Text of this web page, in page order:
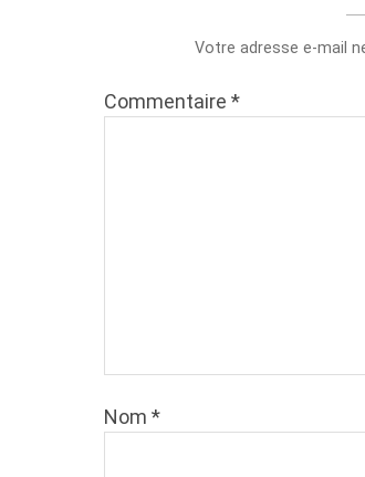
Votre adresse e-mail
Commentaire *
Nom *